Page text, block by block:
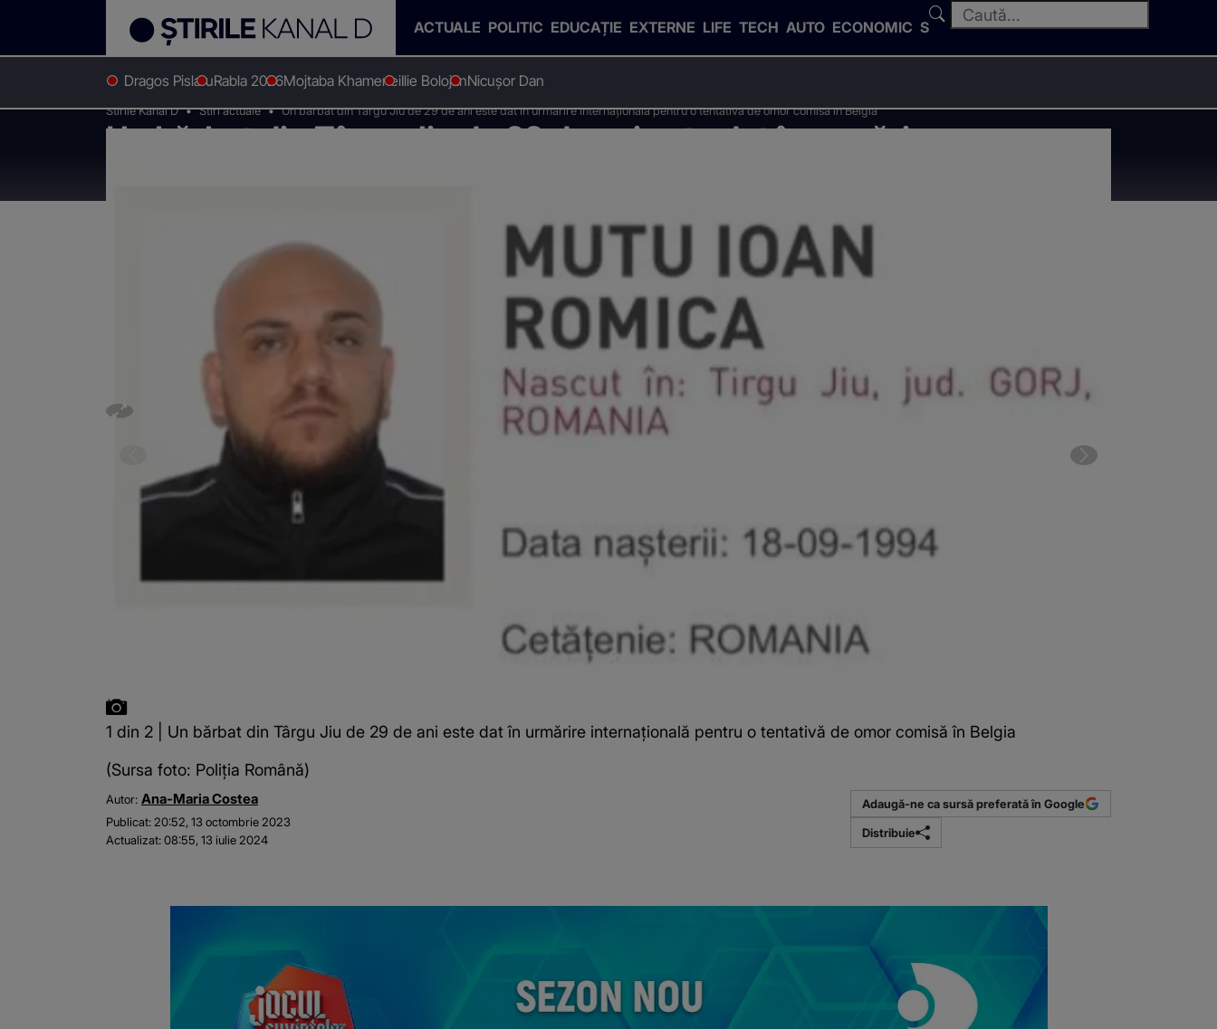
ACTUALE POLITIC EDUCAȚIE EXTERNE LIFE TECH AUTO ECONOMIC SPORT
Dragos PislaruRabla 2026Mojtaba KhameneiIlie BolojanNicușor Dan
Stirile Kanal D Stiri actuale Un bărbat din Târgu Jiu de 29 de ani este dat în urmărire internațională pentru o tentativă de omor comisă în Belgia
Un bărbat din Târgu Jiu de 29 de ani este dat în urmărire
1 din 2 | Un bărbat din Târgu Jiu de 29 de ani este dat în urmărire internațională pentru o tentativă de omor comisă în Belgia
(Sursa foto: Poliția Română)
Autor: Ana-Maria Costea
Publicat:20:52, 13 octombrie 2023
Actualizat:08:55, 13 iulie 2024
Adaugă-ne ca sursă preferată în Google
Distribuie